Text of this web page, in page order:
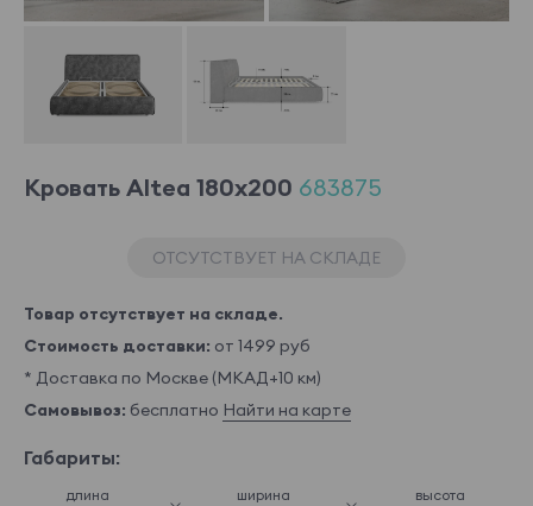
Кровать Altea 180x200 683875
ОТСУТСТВУЕТ НА СКЛАДЕ
Товар отсутствует на складе.
Стоимость доставки: от 1499 руб
* Доставка по Москве (МКАД+10 км)
Самовывоз: бесплатно Найти на карте
Габариты:
длина ширина высота